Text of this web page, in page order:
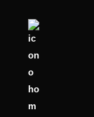
contenido